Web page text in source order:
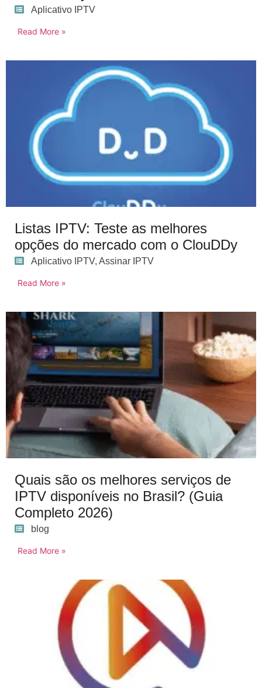
Aplicativo IPTV
Read More »
Listas IPTV: Teste as melhores
opções do mercado com o ClouDDy
Aplicativo IPTV, Assinar IPTV
Read More »
Quais são os melhores serviços de
IPTV disponíveis no Brasil? (Guia
Completo 2026)
blog
Read More »